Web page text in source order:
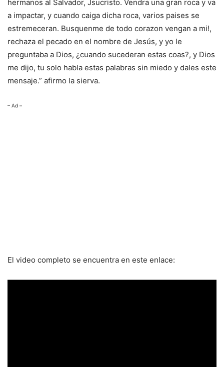
hermanos al Salvador, Jsucristo. Vendra una gran roca y va
a impactar, y cuando caiga dicha roca, varios paises se
estremeceran. Busquenme de todo corazon vengan a mi!,
rechaza el pecado en el nombre de Jesús, y yo le
preguntaba a Dios, ¿cuando sucederan estas coas?, y Dios
me dijo, tu solo habla estas palabras sin miedo y dales este
mensaje.” afirmo la sierva.
– Ad –
El video completo se encuentra en este enlace: